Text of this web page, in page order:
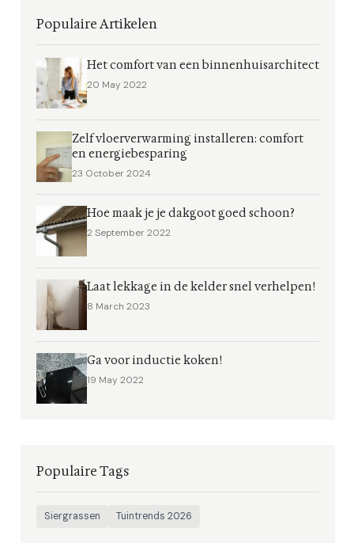
Populaire Artikelen
Het comfort van een binnenhuisarchitect
20 May 2022
Zelf vloerverwarming installeren: comfort
en energiebesparing
23 October 2024
Hoe maak je je dakgoot goed schoon?
2 September 2022
Laat lekkage in de kelder snel verhelpen!
8 March 2023
Ga voor inductie koken!
19 May 2022
Populaire Tags
Siergrassen Tuintrends 2026